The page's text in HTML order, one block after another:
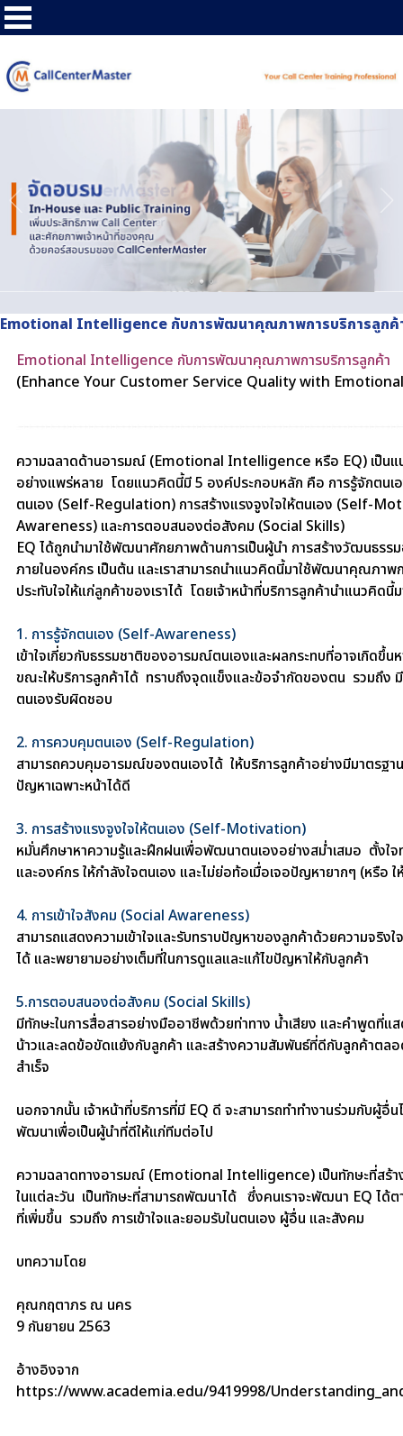
Emotional Intelligence กับการพัฒนาคุณภาพการบริการลูกค้
Emotional Intelligence กับการพัฒนาคุณภาพการบริการลูกค้า
(Enhance Your Customer Service Quality with
ความฉลาดด้านอารมณ์ (Emotional Intelligence หรือ EQ) เป็น
อย่างแพร่หลาย โดยแนวคิดนี้มี 5 องค์ประกอบหลัก คือ การรู้จักตน
ตนเอง (Self-Regulation) การสร้างแรงจูงใจให้ตนเอง (Self-
Awareness) และการตอบสนองต่อสังคม (Social Skills)
EQ ได้ถูกนำมาใช้พัฒนาศักยภาพด้านการเป็นผู้นำ การสร้างวัฒนธรร
ภายในองค์กร เป็นต้น และเราสามารถนำแนวคิดนี้มาใช้พัฒนาคุณภาพ
ประทับใจให้แก่ลูกค้าของเราได้ โดยเจ้าหน้าที่บริการลูกค้านำแนวคิดนี้
1. การรู้จักตนเอง (Self-Awareness)
เข้าใจเกี่ยวกับธรรมชาติของอารมณ์ตนเองและผลกระทบที่อาจเกิดขึ้
ขณะให้บริการลูกค้าได้ ทราบถึงจุดแข็งและข้อจำกัดของตน รวมถึง มี
ตนเองรับผิดชอบ
2. การควบคุมตนเอง (Self-Regulation)
สามารถควบคุมอารมณ์ของตนเองได้ ให้บริการลูกค้าอย่างมีมาตรฐา
ปัญหาเฉพาะหน้าได้ดี
3. การสร้างแรงจูงใจให้ตนเอง (Self-Motivation)
หมั่นศึกษาหาความรู้และฝึกฝนเพื่อพัฒนาตนเองอย่างสม่ำเสมอ ตั้งใจ
และองค์กร ให้กำลังใจตนเอง และไม่ย่อท้อเมื่อเจอปัญหายากๆ (หรือ
4. การเข้าใจสังคม (Social Awareness)
สามารถแสดงความเข้าใจและรับทราบปัญหาของลูกค้าด้วยความจริ
ได้ และพยายามอย่างเต็มที่ในการดูแลและแก้ไขปัญหาให้กับลูกค้า
5.การตอบสนองต่อสังคม (Social Skills)
มีทักษะในการสื่อสารอย่างมืออาชีพด้วยท่าทาง น้ำเสียง และคำพูดที่แ
น้าวและลดข้อขัดแย้งกับลูกค้า และสร้างความสัมพันธ์ที่ดีกับลูกค้าตลอ
สำเร็จ
นอกจากนั้น เจ้าหน้าที่บริการที่มี EQ ดี จะสามารถทำทำงานร่วมกับผู้
พัฒนาเพื่อเป็นผู้นำที่ดีให้แก่ทีมต่อไป
ความฉลาดทางอารมณ์ (Emotional Intelligence) เป็นทักษะที่สร้าง
ในแต่ละวัน เป็นทักษะที่สามารถพัฒนาได้ ซึ่งคนเราจะพัฒนา EQ ได้ต
ที่เพิ่มขึ้น รวมถึง การเข้าใจและยอมรับในตนเอง ผู้อื่น และสังคม
บทความโดย
คุณกฤตาภร ณ นคร
9 กันยายน 2563
อ้างอิงจาก
https://www.academia.edu/9419998/